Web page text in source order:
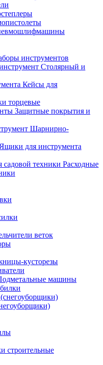
инструментов
Столярный и
Кейсы для
торцевые
Защитные покрытия и
Шарнирно-
Ящики для инструмента
Расходные
веток
кусторезы
машины
строительные